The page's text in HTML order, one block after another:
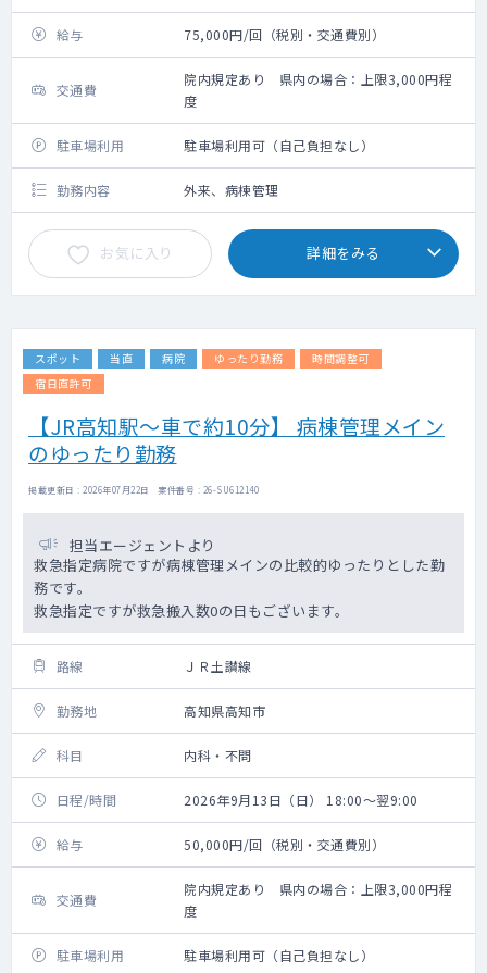
給与 75,000円/回（税別・交通費別）
交通費
院内規定あり 県内の場合：上限3,000円程
度
駐車場利用 駐車場利用可（自己負担なし）
勤務内容 外来、病棟管理
お気に入り 詳細をみる
スポット 当直 病院 ゆったり勤務
時間調整可
宿日直許可
【JR高知駅～車で約10分】 病棟管理メイン
のゆったり勤務
掲載更新日 : 2026年07月22日 案件番号 : 26-SU612140
担当エージェントより
救急指定病院ですが病棟管理メインの比較的ゆったりとした勤
務です。
救急指定ですが救急搬入数0の日もございます。
路線 ＪＲ土讃線
勤務地 高知県高知市
科目 内科・不問
日程/時間 2026年9月13日（日） 18:00～翌9:00
給与 50,000円/回（税別・交通費別）
交通費
院内規定あり 県内の場合：上限3,000円程
度
駐車場利用 駐車場利用可（自己負担なし）